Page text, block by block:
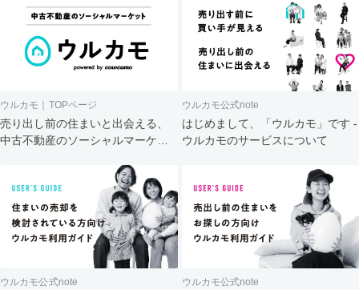
ウルカモ｜TOPページ
売り出し前の住まいと出会える、
中古不動産のソーシャルマーケッ
ウルカモ公式note
はじめまして、「ウルカモ」です -
ウルカモのサービスについて
ウルカモ公式note ウルカモ公式note